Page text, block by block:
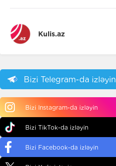
Kulis.az
Bizi Telegram-da izləyin
Bizi Instagram-da izləyin
Bizi TikTok-da izləyin
Bizi Facebook-da izləyin